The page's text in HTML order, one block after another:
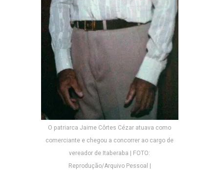
O patriarca Jaime Côrtes Cézar atuava como
comerciante e chegou a concorrer ao cargo de
vereador de Itaberaba | FOTO:
Reprodução/Arquivo Pessoal |